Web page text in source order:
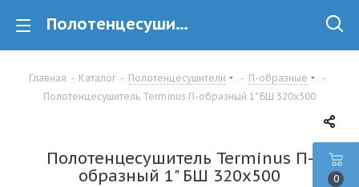
Полотенцесушитель Terminus П-образный 1" БШ 320х500 купить в Минске
Главная - Каталог - Полотенцесушители - П-образные
-
Полотенцесушитель Terminus П-образный 1" БШ 320х500
Полотенцесушитель Terminus П-
образный 1" БШ 320х500
0